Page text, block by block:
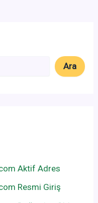
Ara
Aktif Adres
Resmi Giriş